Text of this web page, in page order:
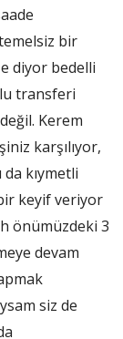
bir
diyor bedelli
transferi
Kerem
karşılıyor,
kıymetli
keyif veriyor
önümüzdeki 3
devam
siz de